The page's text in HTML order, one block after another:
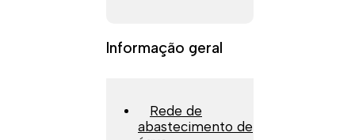
Informação geral
Rede de
abastecimento de